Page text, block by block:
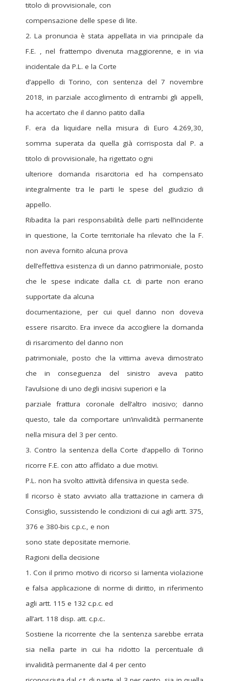
titolo di provvisionale, con
compensazione delle spese di lite.
2. La pronuncia è stata appellata in via principale da
F.E. , nel frattempo divenuta maggiorenne, e in via
incidentale da P.L. e la Corte
d’appello di Torino, con sentenza del 7 novembre
2018, in parziale accoglimento di entrambi gli appelli,
ha accertato che il danno patito dalla
F. era da liquidare nella misura di Euro 4.269,30,
somma superata da quella già corrisposta dal P. a
titolo di provvisionale, ha rigettato ogni
ulteriore domanda risarcitoria ed ha compensato
integralmente tra le parti le spese del giudizio di
appello.
Ribadita la pari responsabilità delle parti nell’incidente
in questione, la Corte territoriale ha rilevato che la F.
non aveva fornito alcuna prova
dell’effettiva esistenza di un danno patrimoniale, posto
che le spese indicate dalla c.t. di parte non erano
supportate da alcuna
documentazione, per cui quel danno non doveva
essere risarcito. Era invece da accogliere la domanda
di risarcimento del danno non
patrimoniale, posto che la vittima aveva dimostrato
che in conseguenza del sinistro aveva patito
l’avulsione di uno degli incisivi superiori e la
parziale frattura coronale dell’altro incisivo; danno
questo, tale da comportare un’invalidità permanente
nella misura del 3 per cento.
3. Contro la sentenza della Corte d’appello di Torino
ricorre F.E. con atto affidato a due motivi.
P.L. non ha svolto attività difensiva in questa sede.
Il ricorso è stato avviato alla trattazione in camera di
Consiglio, sussistendo le condizioni di cui agli artt. 375,
376 e 380-bis c.p.c., e non
sono state depositate memorie.
Ragioni della decisione
1. Con il primo motivo di ricorso si lamenta violazione
e falsa applicazione di norme di diritto, in riferimento
agli artt. 115 e 132 c.p.c. ed
all’art. 118 disp. att. c.p.c..
Sostiene la ricorrente che la sentenza sarebbe errata
sia nella parte in cui ha ridotto la percentuale di
invalidità permanente dal 4 per cento